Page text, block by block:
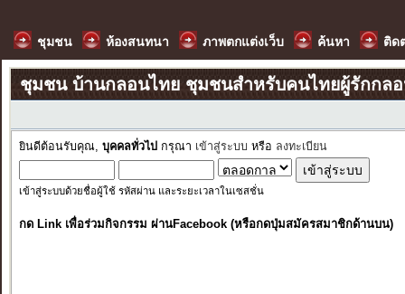
ชุมชน ห้องสนทนา ภาพตกแต่งเว็บ ค้นหา ติด
ชุมชน บ้านกลอนไทย ชุมชนสำหรับคนไทยผู้รักกล
ยินดีต้อนรับคุณ, บุคคลทั่วไป กรุณา เข้าสู่ระบบ หรือ ลงทะเบียน
เข้าสู่ระบบด้วยชื่อผู้ใช้ รหัสผ่าน และระยะเวลาในเซสชั่น
กด Link เพื่อร่วมกิจกรรม ผ่านFacebook (หรือกดปุ่มสมัครสมาชิกด้านบน)